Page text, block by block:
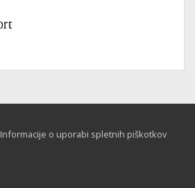
Informacije o uporabi spletnih piškotkov